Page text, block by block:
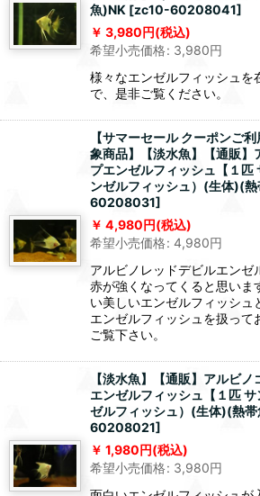
魚)NK [zc10-60208041]
3,980円(税込)
希望小売価格: 3,980円
様々なエンゼルフィッシュを
で、是非ご覧ください。
【サマーセール クーポンご
象商品】【淡水魚】【通販】
プエンゼルフィッシュ【１匹
ンゼルフィッシュ）(生体)(
60208031]
4,980円(税込)
希望小売価格: 4,980円
アルビノレッドデビルエンゼ
赤が強くなってくると思いま
い美しいエンゼルフィッシュ
エンゼルフィッシュを扱って
ご覧下さい。
【淡水魚】【通販】アルビ
エンゼルフィッシュ【１匹
ゼルフィッシュ）(生体)(熱
60208021]
1,980円(税込)
希望小売価格: 3,980円